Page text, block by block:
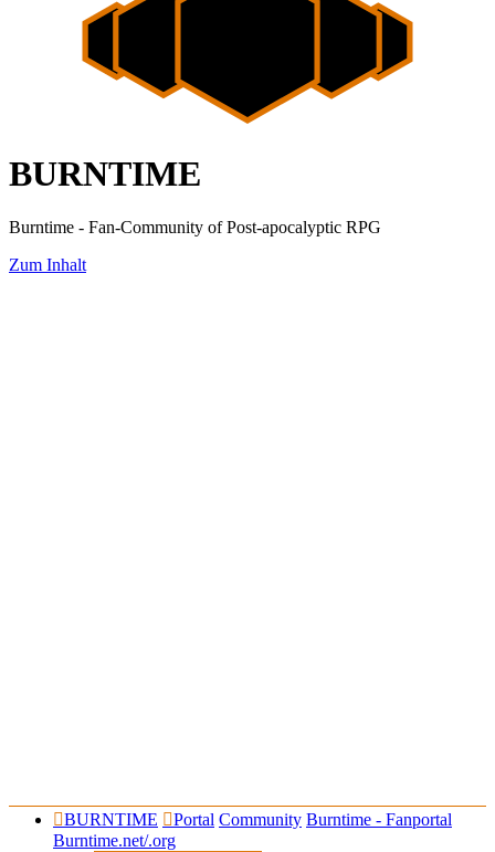
BURNTIME
Burntime - Fan-Community of Post-apocalyptic RPG
Zum Inhalt
BURNTIME Portal Community Burntime - Fanportal
Burntime.net/.org